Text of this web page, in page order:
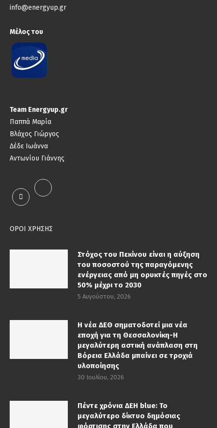
info@energyup.gr
Μέλος του
Team Energyup.gr
Παππά Μαρία
Βλάχος Γιώργος
Δέδε Ιωάννα
Αντωνίου Γιάννης
ΟΡΟΙ ΧΡΗΣΗΣ
Στόχος του Πεκίνου είναι η αύξηση
του ποσοστού της παραγόμενης
ενέργειας από μη ορυκτές πηγές στο
50% μέχρι το 2030
5 Αυγούστου, 2026
Η νέα ΔΕΘ σηματοδοτεί μια νέα
εποχή για τη Θεσσαλονίκη-Η
μεγαλύτερη αστική ανάπλαση στη
Βόρεια Ελλάδα μπαίνει σε τροχιά
υλοποίησης
30 Ιουλίου, 2026
Πέντε χρόνια ΔΕΗ blue: Το
μεγαλύτερο δίκτυο δημόσιας
φόρτισης στην Ελλάδα που